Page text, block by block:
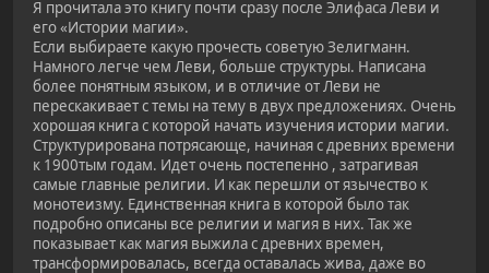
Я прочитала это книгу почти сразу после Элифаса Леви и
его «Истории магии».
Если выбираете какую прочесть советую Зелигманн.
Намного легче чем Леви, больше структуры. Написана
более понятным языком, и в отличие от Леви не
перескакивает с темы на тему в двух предложениях. Очень
хорошая книга с которой начать изучения истории магии.
Структурирована потрясающе, начиная с древних времени
к 1900тым годам. Идет очень постепенно , затрагивая
самые главные религии. И как перешли от язычество к
монотеизму. Единственная книга в которой было так
подробно описаны все религии и магия в них. Так же
показывает как магия выжила с древних времен,
трансформировалась, всегда оставалась жива, даже во